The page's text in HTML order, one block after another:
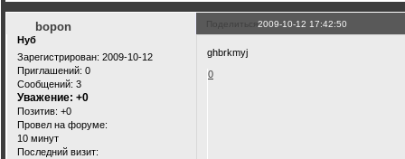
Поделиться2009-10-12 17:42:50
bopon
Нуб
Зарегистрирован: 2009-10-12
Приглашений: 0
Сообщений: 3
Уважение: +0
Позитив: +0
Провел на форуме:
10 минут
Последний визит:
ghbrkmyj
0